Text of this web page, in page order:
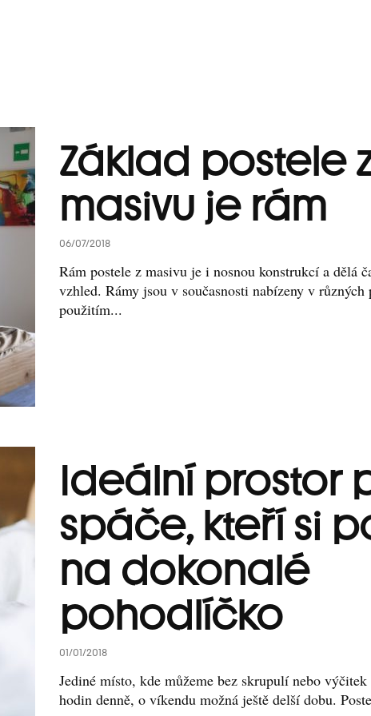
Základ postele
masivu je rám
06/07/2018
Rám postele z masivu je i nosnou konstrukcí a dělá
vzhled. Rámy jsou v současnosti nabízeny v různých
použitím...
Ideální prostor
spáče, kteří si
na dokonalé
pohodlíčko
01/01/2018
Jediné místo, kde můžeme bez skrupulí nebo
hodin denně, o víkendu možná ještě delší dobu.